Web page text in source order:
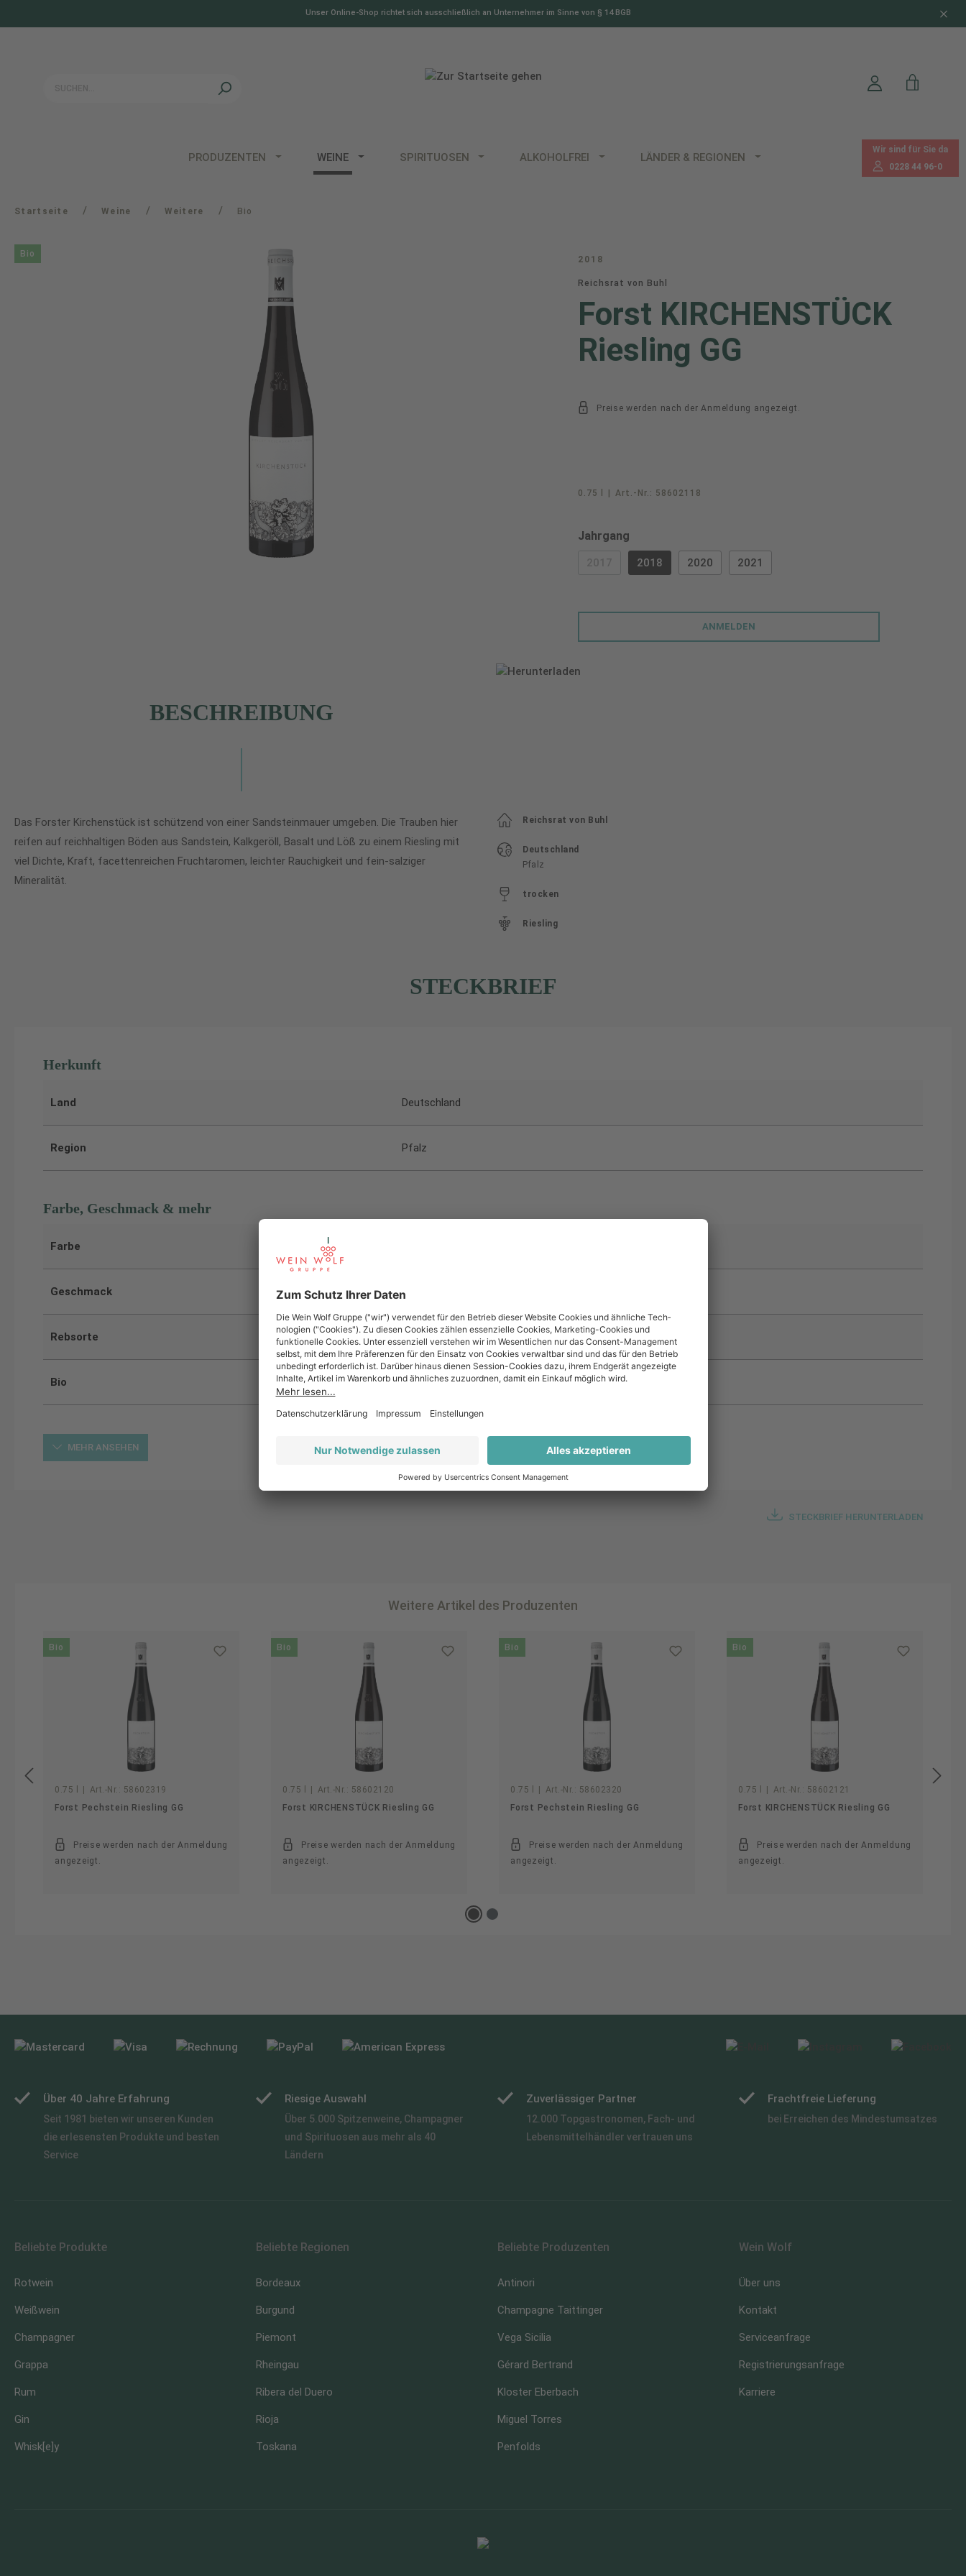
Unser Online-Shop richtet sich ausschließlich an Unternehmer im Sinne von § 14 BGB
PRODUZENTEN WEINE SPIRITUOSEN ALKOHOLFREI LÄNDER & REGIONEN
Wir sind für Sie da
0228 44 96-0
Startseite / Weine / Weitere / Bio
Bio
2018
Reichsrat von Buhl
Forst KIRCHENSTÜCK
Riesling GG
Preise werden nach der Anmeldung angezeigt.
0.75 l Art.-Nr.: 58602118
Jahrgang
(DIESE OPTION IST ZURZEIT NICHT VERFÜGBAR.)
2018 2020 2021
ANMELDEN
BESCHREIBUNG
Das Forster Kirchenstück ist schützend von einer Sandsteinmauer umgeben. Die Trauben hier
reifen auf reichhaltigen Böden aus Sandstein, Kalkgeröll, Basalt und Löß zu einem Riesling mit
viel Dichte, Kraft, facettenreichen Fruchtaromen, leichter Rauchigkeit und fein-salziger
Mineralität.
Reichsrat von Buhl
Deutschland
Pfalz
trocken
Riesling
STECKBRIEF
Herkunft
Land Deutschland
Region Pfalz
Farbe, Geschmack & mehr
Farbe
Geschmack trocken
Rebsorte Riesling
Bio Ja
MEHR ANSEHEN
STECKBRIEF HERUNTERLADEN
Weitere Artikel des Produzenten
Produktgalerie überspringen
Bio
0.75 l Art.-Nr.: 58602319
Forst Pechstein Riesling GG
Preise werden nach der Anmeldung
angezeigt.
Bio
0.75 l Art.-Nr.: 58602120
Forst KIRCHENSTÜCK Riesling GG
Preise werden nach der Anmeldung
angezeigt.
Bio
0.75 l Art.-Nr.: 58602320
Forst Pechstein Riesling GG
Preise werden nach der Anmeldung
angezeigt.
Bio
0.75 l Art.-Nr.: 58602121
Forst KIRCHENSTÜCK Riesling GG
Preise werden nach der Anmeldung
angezeigt.
Über 40 Jahre Erfahrung
Seit 1981 bieten wir unseren Kunden
die erlesensten Produkte und besten
Service
Riesige Auswahl
Über 5.000 Spitzenweine, Champagner
und Spirituosen aus mehr als 40
Ländern
Zuverlässiger Partner
12.000 Topgastronomen, Fach- und
Lebensmittelhändler vertrauen uns
Frachtfreie Lieferung
bei Erreichen des Mindestumsatzes
Beliebte Produkte
Rotwein
Weißwein
Champagner
Grappa
Rum
Gin
Whisk[e]y
Beliebte Regionen
Bordeaux
Burgund
Piemont
Rheingau
Ribera del Duero
Rioja
Toskana
Beliebte Produzenten
Antinori
Champagne Taittinger
Vega Sicilia
Gérard Bertrand
Kloster Eberbach
Miguel Torres
Penfolds
Wein Wolf
Über uns
Kontakt
Serviceanfrage
Registrierungsanfrage
Karriere